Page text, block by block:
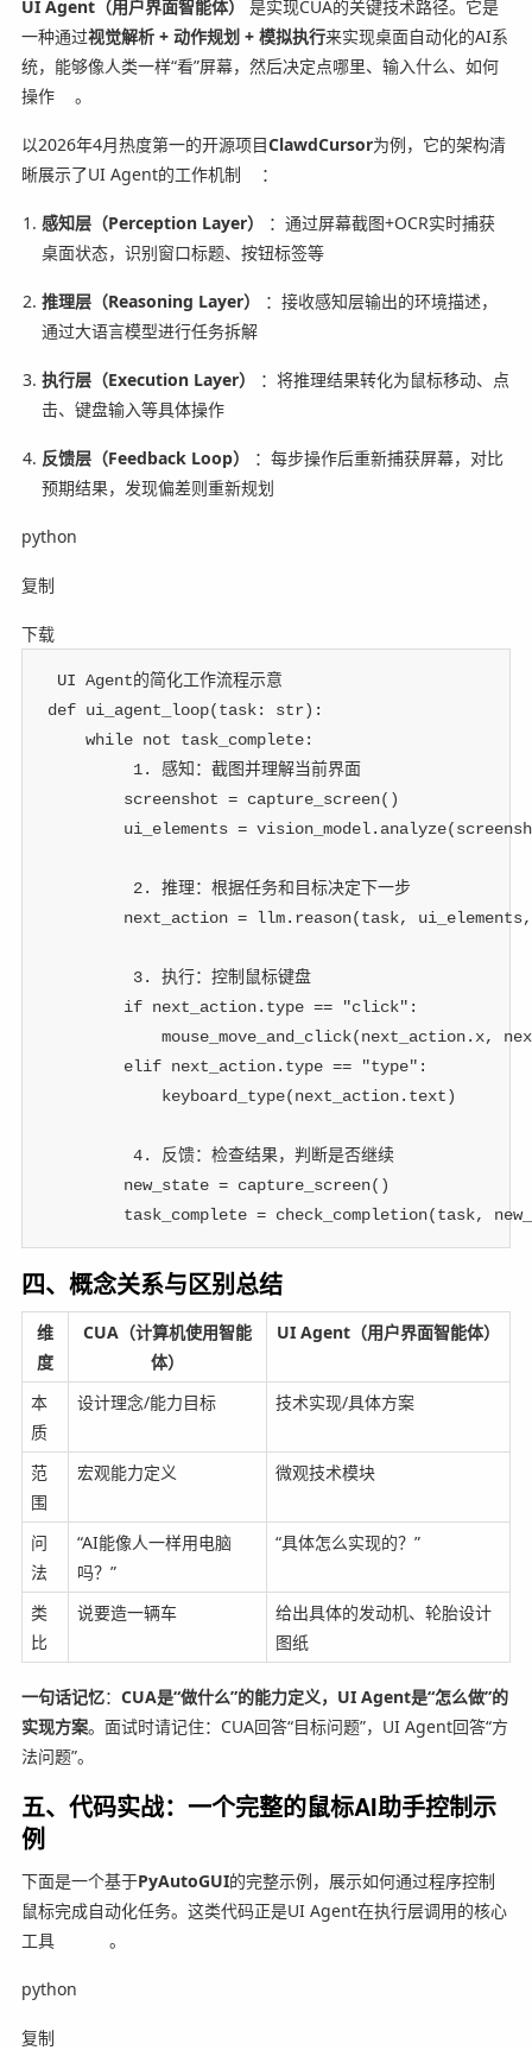
UI Agent（用户界面智能体）
是实现CUA的关键技术路径。它是
一种通过视觉解析 + 动作规划 + 模拟执行来实现桌面自动化的AI系
统，能够像人类一样“看”屏幕，然后决定点哪里、输入什么、如何
操作
。
以2026年4月热度第一的开源项目ClawdCursor为例，它的架构清
晰展示了UI Agent的工作机制
：
感知层（Perception Layer）
：通过屏幕截图+OCR实时捕获
桌面状态，识别窗口标题、按钮标签等
推理层（Reasoning Layer）
：接收感知层输出的环境描述，
通过大语言模型进行任务拆解
执行层（Execution Layer）
：将推理结果转化为鼠标移动、点
击、键盘输入等具体操作
反馈层（Feedback Loop）
：每步操作后重新捕获屏幕，对比
预期结果，发现偏差则重新规划
python
复制
下载
UI Agent的简化工作流程示意
def ui_agent_loop(task: str) :
while not task_complete:
1. 感知：截图并理解当前界面
        screenshot
= capture_screen( )
        ui_elements
= vision_model. analyze(
2. 推理：根据任务和目标决定下一步
        next_action
= llm. reason(task, ui_elements,
3. 执行：控制鼠标键盘
if next_action. type == "click" :
            mouse_move_and_click
(next_action. x,
elif next_action. type == "type" :
            keyboard_type
(next_action. text)
4. 反馈：检查结果，判断是否继续
        new_state
= capture_screen( )
        task_complete
= check_completion(task,
四、概念关系与区别总结
维
度
CUA（计算机使用智能
体）
UI Agent（用户界面智能体）
本
质
设计理念/能力目标 技术实现/具体方案
范
围
宏观能力定义 微观技术模块
问
法
“AI能像人一样用电脑
吗？”
“具体怎么实现的？”
类
比
说要造一辆车
给出具体的发动机、轮胎设计
图纸
一句话记忆： CUA是“做什么”的能力定义，UI Agent是“怎么做”的
实现方案。面试时请记住：CUA回答“目标问题”，UI Agent回答“方
法问题”。
五、代码实战：一个完整的鼠标AI助手控制示
例
下面是一个基于PyAutoGUI的完整示例，展示如何通过程序控制
鼠标完成自动化任务。这类代码正是UI Agent在执行层调用的核心
工具
。
python
复制